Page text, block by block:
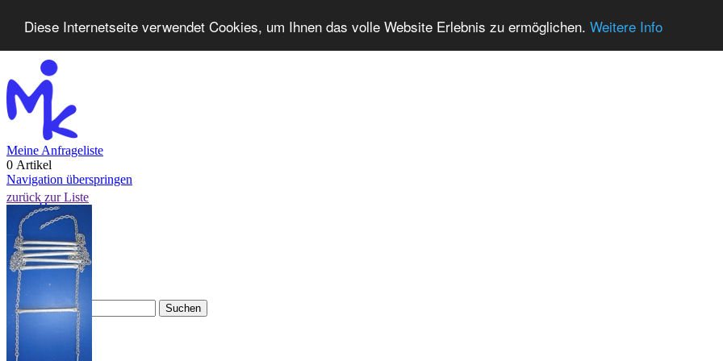
Diese Internetseite verwendet Cookies, um Ihnen das volle Website Erlebnis zu ermöglichen. Weitere Info
Meine Anfrageliste
0 Artikel
Navigation überspringen
Home
Produkte
Neuheiten
Kontakt
FAQ
zurück zur Liste